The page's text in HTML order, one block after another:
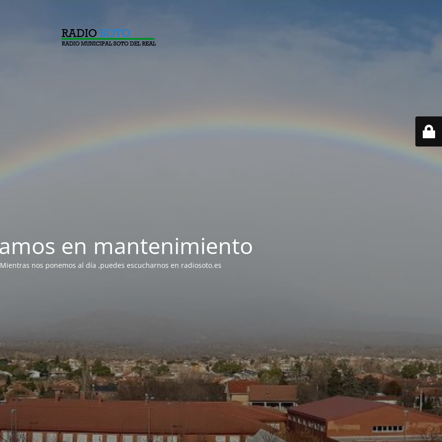
en mantenimiento
Mientras nos ponemos al día ,puedes escucharnos en radiosoto.es